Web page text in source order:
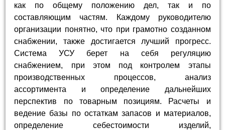
как по общему положению дел, так и по
составляющим частям. Каждому руководителю
организации понятно, что при грамотно созданном
снабжении, также достигается лучший прогресс.
Система УСУ берет на себя регуляцию
снабжением, при этом под контролем этапы
производственных процессов, анализ
ассортимента и определение дальнейших
перспектив по товарным позициям. Расчеты и
ведение базы по остаткам запасов и материалов,
определение себестоимости изделий,